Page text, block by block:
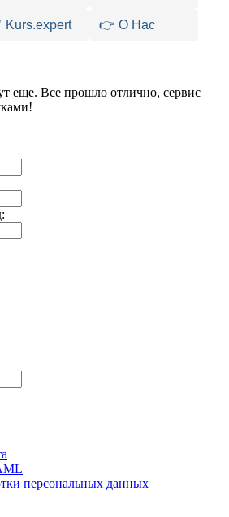
Kurs.expert
👉 О Нас
еще. Все прошло отлично, сервис
персональных данных